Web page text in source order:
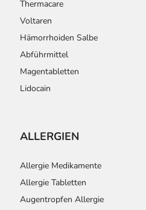
Thermacare
Voltaren
Hämorrhoiden Salbe
Abführmittel
Magentabletten
Lidocain
ALLERGIEN
Allergie Medikamente
Allergie Tabletten
Augentropfen Allergie